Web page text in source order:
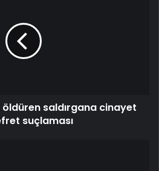
saldırgana cinayet
suçlaması